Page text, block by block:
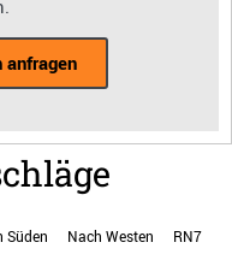
Süden Nach Westen RN7